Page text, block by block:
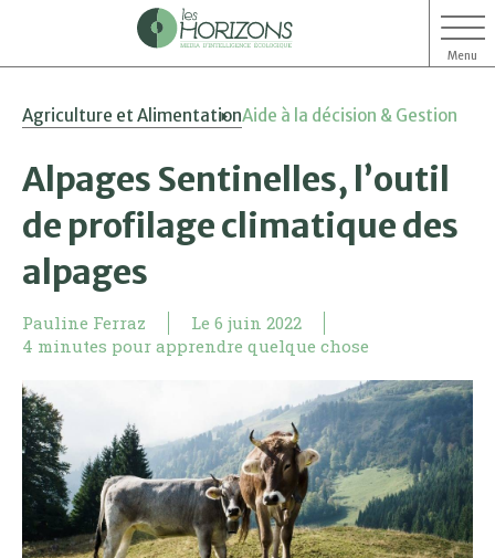
Menu
Agriculture et AlimentationAide à la décision & Gestion
Alpages Sentinelles, l’outil
de profilage climatique des
alpages
Pauline Ferraz Le 6 juin 2022
4 minutes pour apprendre quelque chose